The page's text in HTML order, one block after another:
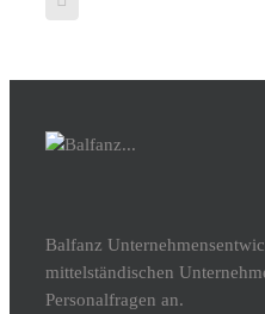
Balfanz
mittelständischen
Personalfragen an.